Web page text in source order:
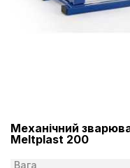
Механічний
Meltplast 200
Вага